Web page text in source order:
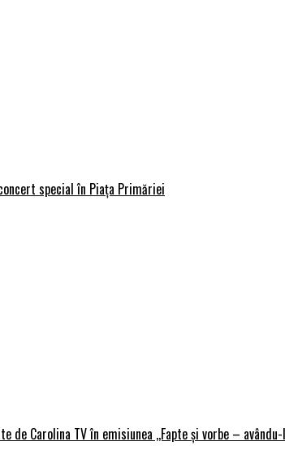
special în Piața Primăriei
de Carolina TV în emisiunea ,,Fapte și vorbe –